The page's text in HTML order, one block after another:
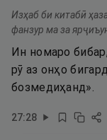
Изҳаб би китабӣ
фанзур ма за
Ин номаро
рӯ аз онҳо
бозмедиҳанд».
27:28